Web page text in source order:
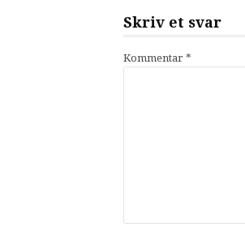
Skriv et svar
Kommentar *